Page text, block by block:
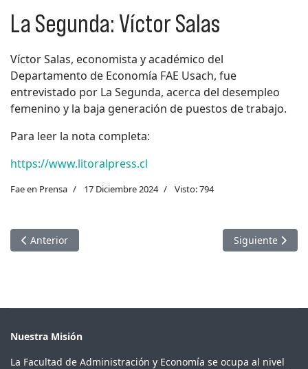
La Segunda: Víctor Salas
Víctor Salas, economista y académico del
Departamento de Economía FAE Usach, fue
entrevistado por La Segunda, acerca del desempleo
femenino y la baja generación de puestos de trabajo.
Para leer la nota completa:
https://www.litoralpress.cl
Fae en Prensa 17 Diciembre 2024 Visto: 794
Artículo anterior: Canal 13: Marcela Vera
Anterior Artículo
Siguiente
Nuestra Misión
La Facultad de Administración y Economía se ocupa al nivel